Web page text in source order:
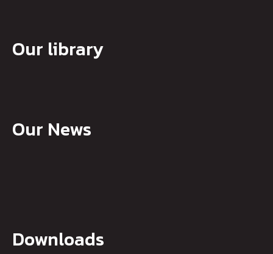
Our library
Our News
Downloads